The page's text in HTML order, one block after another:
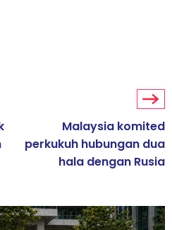
Malaysia komited
perkukuh hubungan dua
hala dengan Rusia